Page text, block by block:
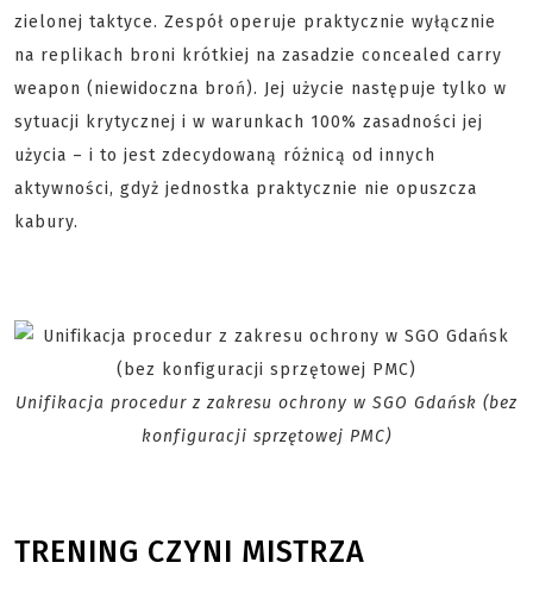
zielonej taktyce. Zespół operuje praktycznie wyłącznie
na replikach broni krótkiej na zasadzie concealed carry
weapon (niewidoczna broń). Jej użycie następuje tylko w
sytuacji krytycznej i w warunkach 100% zasadności jej
użycia – i to jest zdecydowaną różnicą od innych
aktywności, gdyż jednostka praktycznie nie opuszcza
kabury.
Unifikacja procedur z zakresu ochrony w SGO Gdańsk (bez
konfiguracji sprzętowej PMC)
TRENING CZYNI MISTRZA